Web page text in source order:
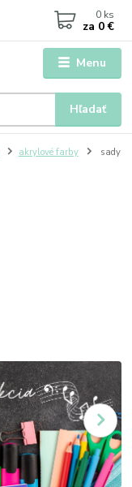
Menu
Hľadať
0 ks
za 0 €
akrylové farby sady